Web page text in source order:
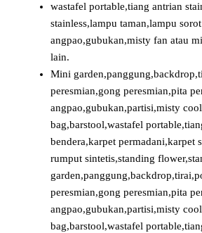
wastafel portable,tiang antrian
stainless,lampu taman,lampu
angpao,gubukan,misty fan atau
lain.
Mini
peresmian,gong peresmian,pita
angpao,gubukan,partisi,misty
bag,barstool,wastafel
bendera,karpet permadani,karpet
rumput sintetis,standing
peresmian,gong peresmian,pita
angpao,gubukan,partisi,misty
bag,barstool,wastafel